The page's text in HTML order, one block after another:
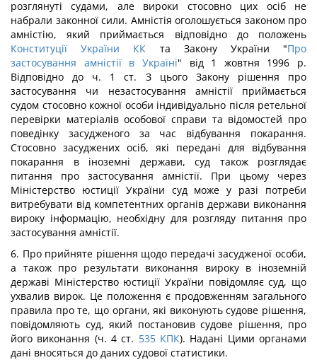
розглянуті судами, але вироки стосовно цих осіб не
набрали законної сили. Амністія оголошується законом про
амністію, який приймається відповідно до положень
Конституції України
КК та Закону України "Про
застосування амністії в Україні" від 1 жовтня 1996 р.
Відповідно до ч. 1 ст. З цього Закону рішення про
застосування чи незастосування амністії приймається
судом стосовно кожної особи індивідуально після ретельної
перевірки матеріалів особової справи та відомостей про
поведінку засудженого за час відбування покарання.
Стосовно засуджених осіб, які передані для відбування
покарання в іноземні держави, суд також розглядає
питання про застосування амністії. При цьому через
Міністерство юстиції України суд може у разі потреби
витребувати від компетентних органів держави виконання
вироку інформацію, необхідну для розгляду питання про
застосування амністії.
6. Про прийняте рішення щодо передачі засудженої особи,
а також про результати виконання вироку в іноземній
державі Міністерство юстиції України повідомляє суд, що
ухвалив вирок. Це положення є продовженням загального
правила про те, що органи, які виконують судове рішення,
повідомляють суд, який постановив судове рішення, про
його виконання (ч. 4 ст. 535 КПК). Надані Цими органами
дані вносяться до даних судової статистики.